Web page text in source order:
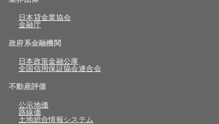
日本貸金業協会
金融庁
政府系金融機関
日本政策金融公庫
全国信用保証協会連合会
不動産評価
公示地価
路線価
土地総合情報システム